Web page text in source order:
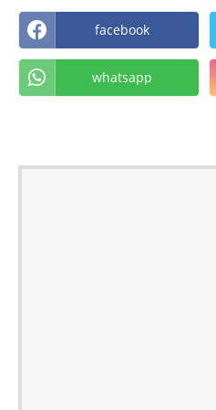
facebook
whatsapp